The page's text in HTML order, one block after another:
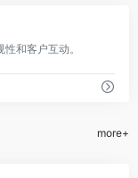
和客户互动。
more+